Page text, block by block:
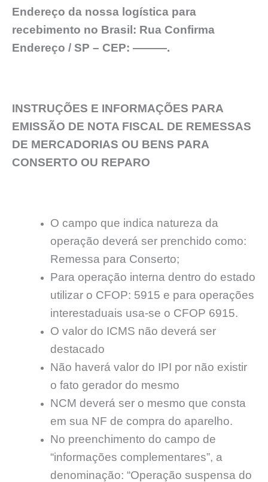
Endereço da nossa logística para
recebimento no Brasil: Rua Confirma
Endereço / SP – CEP: ———.
INSTRUÇÕES E INFORMAÇÕES PARA
EMISSÃO DE NOTA FISCAL DE REMESSAS
DE MERCADORIAS OU BENS PARA
CONSERTO OU REPARO
O campo que indica natureza da
operação deverá ser prenchido como:
Remessa para Conserto;
Para operação interna dentro do estado
utilizar o CFOP: 5915 e para operações
interestaduais usa-se o CFOP 6915.
O valor do ICMS não deverá ser
destacado
Não haverá valor do IPI por não existir
o fato gerador do mesmo
NCM deverá ser o mesmo que consta
em sua NF de compra do aparelho.
No preenchimento do campo de
“informações complementares”, a
denominação: “Operação suspensa do